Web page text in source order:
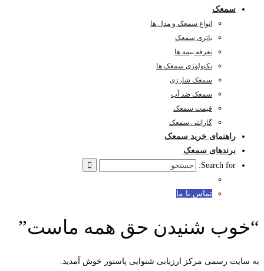
سمعک
انواع سمعک و مدل ها
باتری سمعک
تعرفه بیمه ها
تکنولوژی سمعک ها
سمعک شارژی
سمعک ضد آب
قیمت سمعک
گارانتی سمعک
راهنمای خرید سمعک
برندهای سمعک
Search for:
تماس با ما
“خوب شنیدن حق همه ماست”
به سایت رسمی مرکز ارزیابی شنوایی پاستور خوش آمدید.